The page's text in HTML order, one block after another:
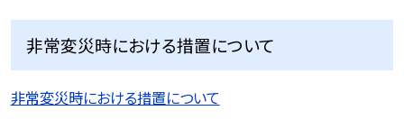
非常変災時における措置について
非常変災時における措置について